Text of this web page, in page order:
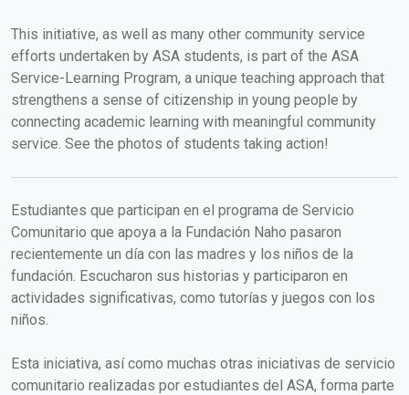
This initiative, as well as many other community service
efforts undertaken by ASA students, is part of the ASA
Service-Learning Program, a unique teaching approach that
strengthens a sense of citizenship in young people by
connecting academic learning with meaningful community
service. See the photos of students taking action!
Estudiantes que participan en el programa de Servicio
Comunitario que apoya a la Fundación Naho pasaron
recientemente un día con las madres y los niños de la
fundación. Escucharon sus historias y participaron en
actividades significativas, como tutorías y juegos con los
niños.
Esta iniciativa, así como muchas otras iniciativas de servicio
comunitario realizadas por estudiantes del ASA, forma parte